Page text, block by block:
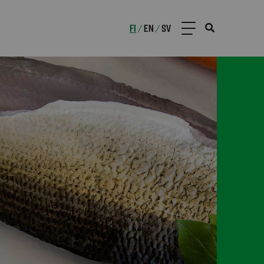
FI /EN /SV